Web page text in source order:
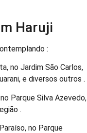
Haruji
:
no Jardim São Carlos,
e diversos outros .
Parque Silva Azevedo,
.
no Parque